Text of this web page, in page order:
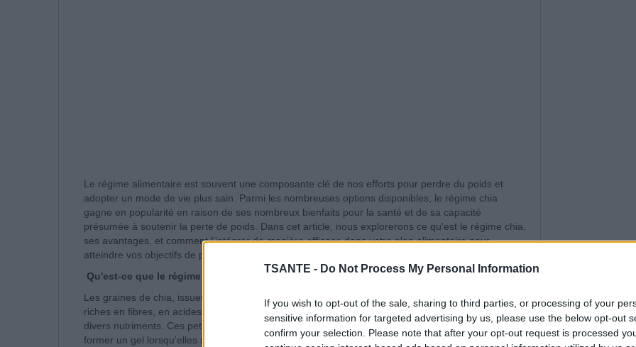
TSANTE - Do Not Process My Personal Information
If you wish to opt-out of the sale, sharing to third parties, or processing of your
sensitive information for targeted advertising by us, please use the below opt-out
confirm your selection. Please note that after your opt-out request is processed
Le régime alimentaire est souvent une composante clé de nos efforts pour perdre du poids et
adopter un mode de vie plus sain. Parmi les nombreuses options disponibles, le régime chia
gagne en popularité en raison de ses nombreux bienfaits pour la santé et de sa capacité
présumée à soutenir la perte de poids. Dans cet article, nous explorerons ce qu'est le régime chia,
ses avantages, et comment l'intégrer de manière efficace dans votre plan alimentaire pour
atteindre vos objectifs de perte de poids.
Qu'est-ce que le régime chia ?
Les graines de chia, issues de la plante Salvia hispanica, sont
riches en fibres, en acides gras oméga-3, en protéines et en
divers nutriments. Ces petites graines ont la capacité unique de
former un gel lorsqu'elles sont mélangées avec des liquides, ce
5 trucs faciles